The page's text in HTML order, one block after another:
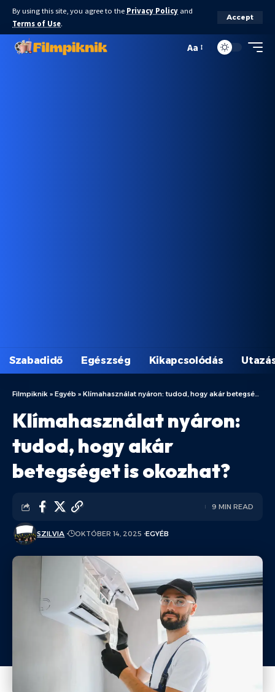
By using this site, you agree to the Privacy Policy and
Terms of Use.
Accept
Aa
Szabadidő Egészség Kikapcsolódás
Filmpiknik » Egyéb » Klímahasználat nyáron: tudod, hogy akár betegséget is okozhat?
Klímahasználat nyáron:
tudod, hogy akár
betegséget is okozhat?
SZILVIA OKTÓBER 14, 2025 EGYÉB
9 MIN READ